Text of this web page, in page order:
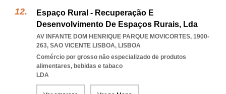
Espaço Rural - Recuperação E
Desenvolvimento De Espaços Rurais, Lda
AV INFANTE DOM HENRIQUE PARQUE MOVICORTES, 1900-
263, SAO VICENTE LISBOA, LISBOA
Comércio por grosso não especializado de produtos
alimentares, bebidas e tabaco
LDA